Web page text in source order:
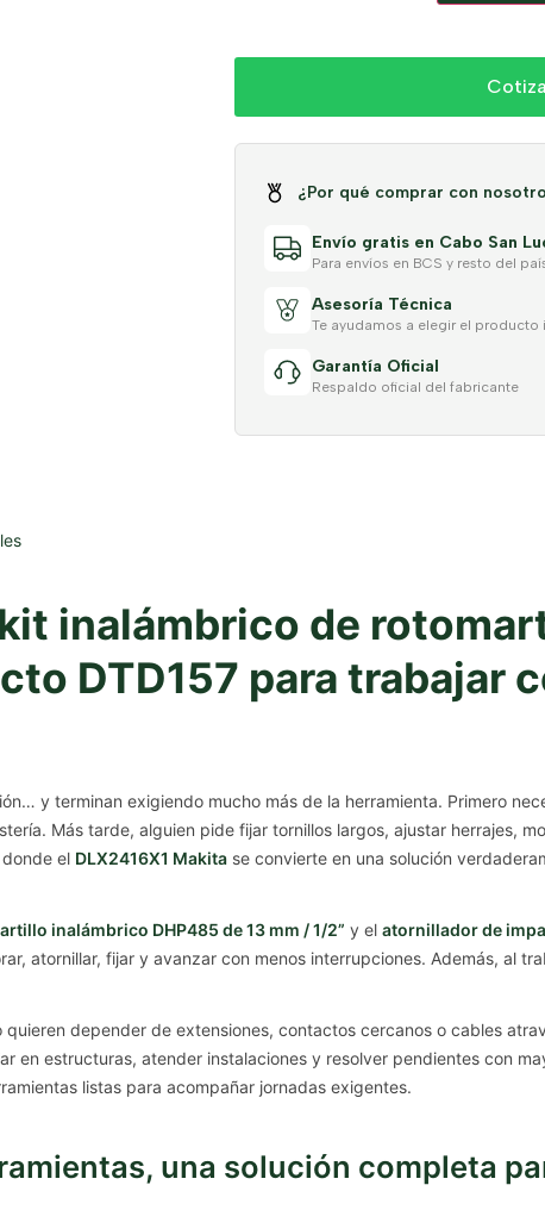
¿Por qué comprar con
Envío gratis en Cabo San
Para envíos en BCS y resto del
Asesoría Técnica
Te ayudamos a elegir el producto
Garantía Oficial
Respaldo oficial del fabricante
inalámbrico de
DTD157 para trabajar
y terminan exigiendo mucho más de la herramienta. Primero
Más tarde, alguien pide fijar tornillos largos, ajustar herrajes,
el DLX2416X1 Makita se convierte en una solución
inalámbrico DHP485 de 13 mm / 1/2” y el atornillador de
atornillar, fijar y avanzar con menos interrupciones. Además, al
depender de extensiones, contactos cercanos o cables
en estructuras, atender instalaciones y resolver pendientes con
listas para acompañar jornadas exigentes.
una solución completa